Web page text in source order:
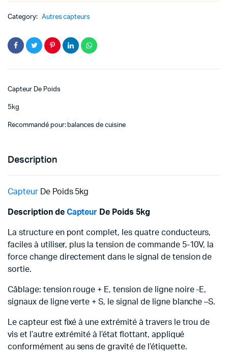
Category: Autres capteurs
Capteur De Poids
5kg
Recommandé pour: balances de cuisine
Description
CapteurDe Poids 5kg
Description de Capteur De Poids 5kg
La structure en pont complet, les quatre conducteurs,
faciles à utiliser, plus la tension de commande 5-10V, la
force change directement dans le signal de tension de
sortie.
Câblage: tension rouge + E, tension de ligne noire -E,
signaux de ligne verte + S, le signal de ligne blanche –S.
Le capteur est fixé à une extrémité à travers le trou de
vis et l’autre extrémité à l’état flottant, appliqué
conformément au sens de gravité de l’étiquette.